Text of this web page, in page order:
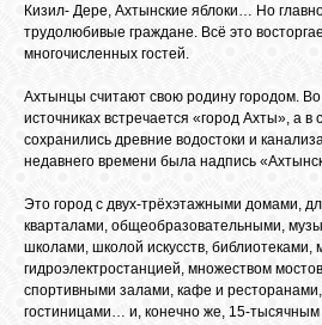
ФОТО
ВИДЕО
МУЗЫКА
Кизил- Дере, Ахтынские яблоки… Но
трудолюбивые граждане. Всё это
многочисленных гостей.
Ахтынцы считают свою родину городом. Во
источниках встречается «город Ахты», а
сохранились древние водостоки и
недавнего времени была надпись
Это город с двух-трёхэтажными домами,
кварталами, общеобразовательными,
школами, школой искусств, библиотеками,
гидроэлектростанцией, множеством
спортивными залами, кафе и
гостиницами… и, конечно же, 15-тысячным